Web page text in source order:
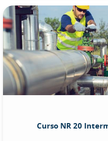
Curso NR 20